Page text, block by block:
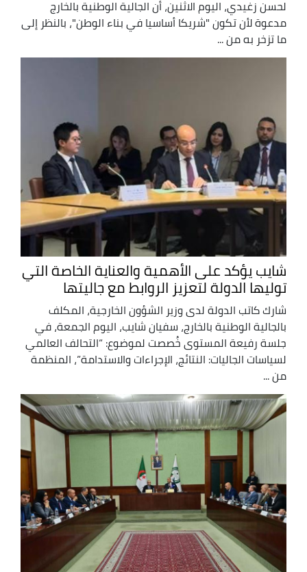
لحسن زغيدي، اليوم الاثنين، أن الجالية الوطنية بالخارج
مدعوة لأن تكون "شريكا أساسيا في بناء الوطن"، بالنظر إلى
ما تزخر به من ...
شايب يؤكد على الأهمية والعناية الخاصة التي
توليها الدولة لتعزيز الروابط مع جاليتها
شارك كاتب الدولة لدى وزير الشؤون الخارجية، المكلف
بالجالية الوطنية بالخارج، سفيان شايب، اليوم الجمعة، في
جلسة رفيعة المستوى خُصصت لموضوع: “التحالف العالمي
لسياسات الجاليات: النتائج، الإجراءات والاستدامة”، المنظمة
من ...